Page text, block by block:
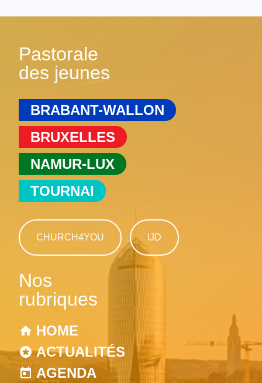
Pastorale
des jeunes
BRABANT-WALLON
BRUXELLES
NAMUR-LUX
TOURNAI
CHURCH4YOU IJD
Nos
rubriques
HOME
ACTUALITÉS
AGENDA